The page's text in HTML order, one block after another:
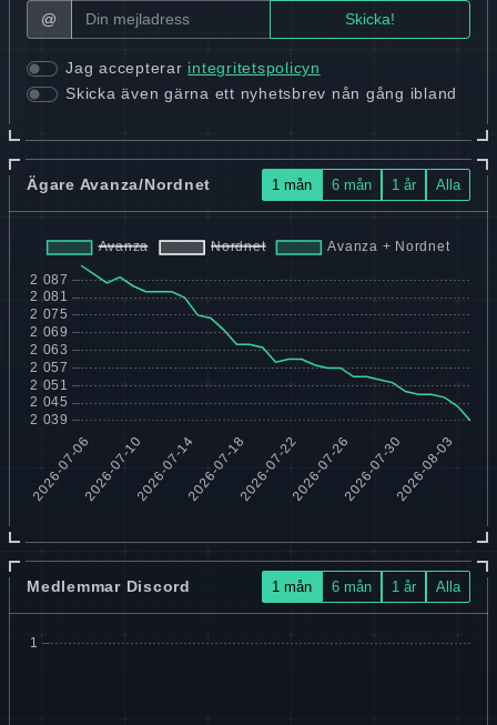
@
Jag accepterar integritetspolicyn
Skicka även gärna ett nyhetsbrev nån gång ibland
Ägare Avanza/Nordnet 1 mån 6 mån 1 år Alla
Medlemmar Discord 1 mån 6 mån 1 år Alla